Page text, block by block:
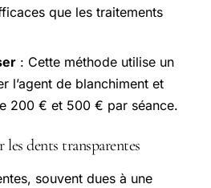
que les traitements
: Cette méthode utilise un
l’agent de blanchiment et
200 € et 500 € par séance.
dents transparentes
souvent dues à une